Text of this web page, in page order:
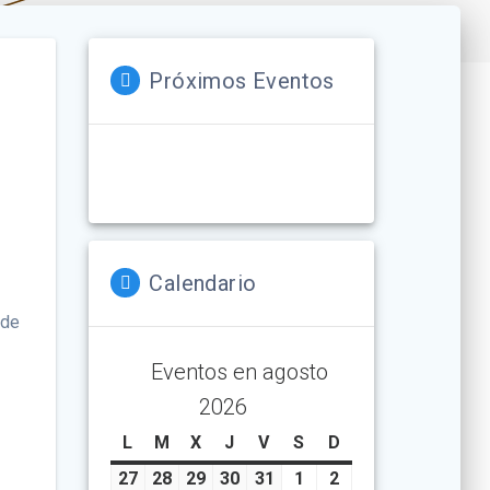
Próximos Eventos
Calendario
Eventos en agosto
2026
L lunes
M martes
Xmiércoles
J jueves
Vviernes
S sábado
D
27 julio
28 julio
29 julio
30 julio
31 julio
1
agosto
2